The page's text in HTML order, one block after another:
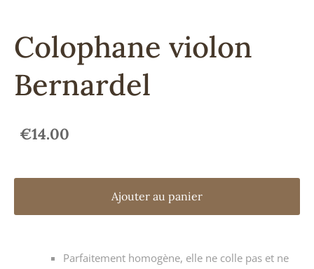
Colophane violon
Bernardel
€14.00
Ajouter au panier
Parfaitement homogène, elle ne colle pas et ne